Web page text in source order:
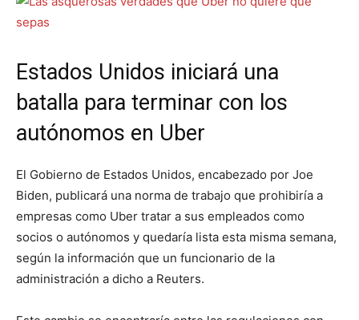
Estados Unidos iniciará una
batalla para terminar con los
autónomos en Uber
El Gobierno de Estados Unidos, encabezado por Joe
Biden, publicará una norma de trabajo que prohibiría a
empresas como Uber tratar a sus empleados como
socios o autónomos y quedaría lista esta misma semana,
según la información que un funcionario de la
administración a dicho a Reuters.